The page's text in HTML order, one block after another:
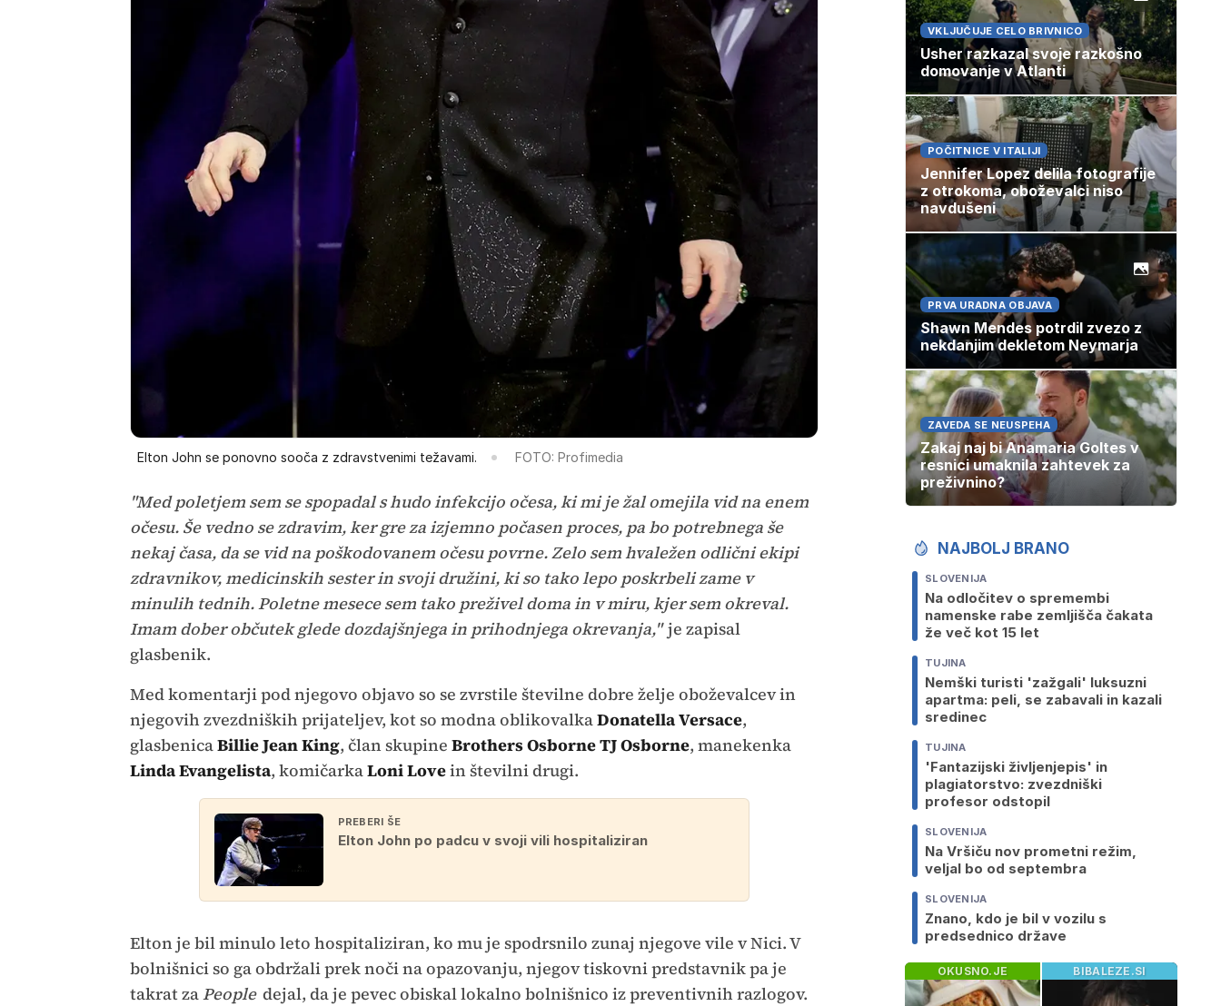
Elton John se ponovno sooča z zdravstvenimi težavami. FOTO: Profimedia
"Med poletjem sem se spopadal s hudo infekcijo očesa, ki mi je žal omejila vid na enem
očesu. Še vedno se zdravim, ker gre za izjemno počasen proces, pa bo potrebnega še
nekaj časa, da se vid na poškodovanem očesu povrne. Zelo sem hvaležen odlični ekipi
zdravnikov, medicinskih sester in svoji družini, ki so tako lepo poskrbeli zame v
minulih tednih. Poletne mesece sem tako preživel doma in v miru, kjer sem okreval.
Imam dober občutek glede dozdajšnjega in prihodnjega okrevanja,"je zapisal
glasbenik.
Med komentarji pod njegovo objavo so se zvrstile številne dobre želje oboževalcev in
njegovih zvezdniških prijateljev, kot so modna oblikovalkaDonatella Versace,
glasbenicaBillie Jean King, član skupine Brothers Osborne TJ Osborne, manekenka
Linda Evangelista, komičarkaLoni Lovein številni drugi.
PREBERI ŠE
Elton John po padcu v svoji vili hospitaliziran
Elton je bil minulo leto hospitaliziran, ko mu je spodrsnilo zunaj njegove vile v Nici. V
bolnišnici so ga obdržali prek noči na opazovanju, njegov tiskovni predstavnik pa je
takrat zaPeople dejal, da je pevec obiskal lokalno bolnišnico iz preventivnih razlogov.
VKLJUČUJE CELO BRIVNICO
Usher razkazal svoje razkošno
domovanje v Atlanti
POČITNICE V ITALIJI
Jennifer Lopez delila fotografije
z otrokoma, oboževalci niso
navdušeni
PRVA URADNA OBJAVA
Shawn Mendes potrdil zvezo z
nekdanjim dekletom Neymarja
ZAVEDA SE NEUSPEHA
Zakaj naj bi Anamaria Goltes v
resnici umaknila zahtevek za
preživnino?
NAJBOLJ BRANO
SLOVENIJA
Na odločitev o spremembi
namenske rabe zemljišča čakata
že več kot 15 let
TUJINA
Nemški turisti 'zažgali' luksuzni
apartma: peli, se zabavali in kazali
sredinec
TUJINA
'Fantazijski življenjepis' in
plagiatorstvo: zvezdniški
profesor odstopil
SLOVENIJA
Na Vršiču nov prometni režim,
veljal bo od septembra
SLOVENIJA
Znano, kdo je bil v vozilu s
predsednico države
OKUSNO.JE BIBALEZE.SI